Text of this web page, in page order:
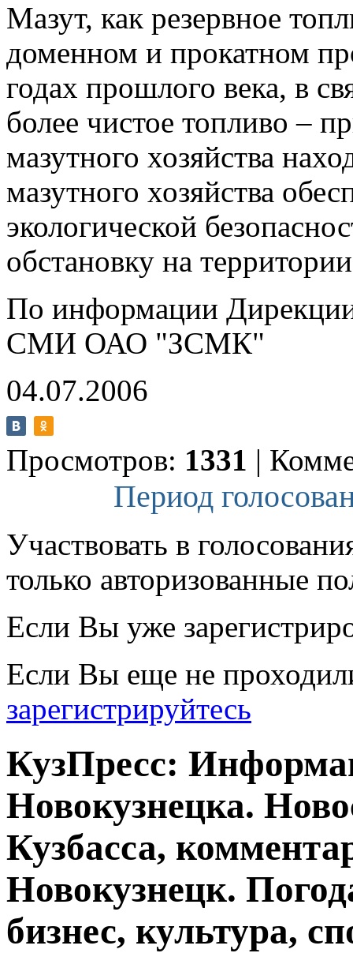
Мазут, как резервное
доменном и прокатном
годах прошлого века, в
более чистое топливо –
мазутного хозяйства
мазутного хозяйства
экологической
обстановку на
По информации
СМИ ОАО "ЗСМК"
04.07.2006
Просмотров: 1331 |
Период
Участвовать в
только авторизованные
Если Вы уже
Если Вы еще не
зарегистрируйтесь
КузПресс:
Новокузнецка.
Кузбасса,
Новокузнецк.
бизнес, культура,